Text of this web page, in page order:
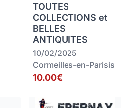
TOUTES
COLLECTIONS et
BELLES
ANTIQUITES
10/02/2025
Cormeilles-en-Parisis
10.00€